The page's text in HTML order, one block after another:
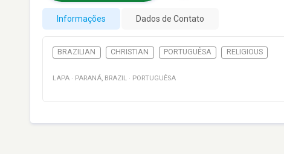
Informações Dados de Contato
BRAZILIAN CHRISTIAN PORTUGUÊSA RELIGIOUS
LAPA · PARANÁ, BRAZIL · PORTUGUÊSA